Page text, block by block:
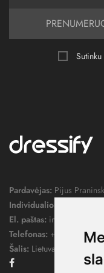
Pardavėjas: Pijus
Individualios veiklos
El. paštas: info@dressify.lt
Telefonas: +370 676
Šalis: Lietuva